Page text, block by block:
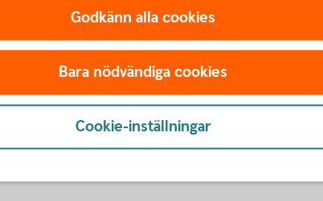
till oss, ingen information
automatiskt tillgängliga för alla
Godkänn alla cookies
Bara nödvändiga cookies
Cookie-inställningar